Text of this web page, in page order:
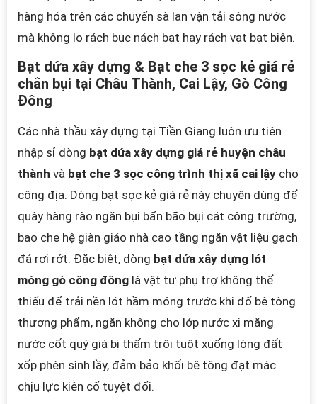
hàng hóa trên các chuyến sà lan vận tải sông nước
mà không lo rách bục nách bạt hay rách vạt bạt biên.
Bạt dứa xây dựng & Bạt che 3 sọc kẻ giá rẻ
chắn bụi tại Châu Thành, Cai Lậy, Gò Công
Đông
Các nhà thầu xây dựng tại Tiền Giang luôn ưu tiên
nhập sỉ dòng bạt dứa xây dựng giá rẻ huyện châu
thành và bạt che 3 sọc công trình thị xã cai lậy cho
công địa. Dòng bạt sọc kẻ giá rẻ này chuyên dùng để
quây hàng rào ngăn bụi bẩn bão bụi cát công trường,
bao che hệ giàn giáo nhà cao tầng ngăn vật liệu gạch
đá rơi rớt. Đặc biệt, dòng bạt dứa xây dựng lót
móng gò công đông là vật tư phụ trợ không thể
thiếu để trải nền lót hầm móng trước khi đổ bê tông
thương phẩm, ngăn không cho lớp nước xi măng
nước cốt quý giá bị thấm trôi tuột xuống lòng đất
xốp phèn sình lầy, đảm bảo khối bê tông đạt mác
chịu lực kiên cố tuyệt đối.